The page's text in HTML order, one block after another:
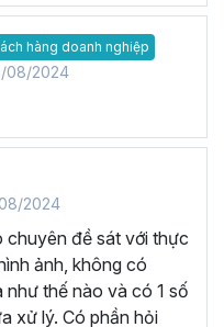
kết nối internet. Tuy
thời gian để tìm kiếm
lượng và các bài
trình cụ thể. Bởi vậy,
kiệm thời gian và tiền
Hiện nay trên thị trường
tự học Excel ngay tại
Excel cho người tự
từ cơ bản đến nâng
sẽ có thể học qua các
hàng doanh nghiệp
08/2024
2024
chuyên đề sát với thực
ảnh, không có
thế nào và có 1 số
xử lý. Có phần hỏi